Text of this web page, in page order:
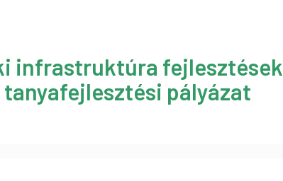
infrastruktúra fejlesztések
pályázat